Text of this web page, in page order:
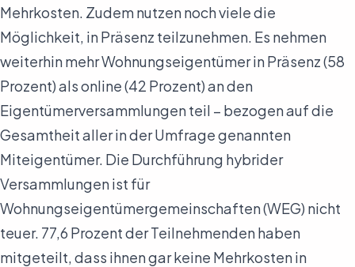
Mehrkosten. Zudem nutzen noch viele die
Möglichkeit, in Präsenz teilzunehmen. Es nehmen
weiterhin mehr Wohnungseigentümer in Präsenz (58
Prozent) als online (42 Prozent) an den
Eigentümerversammlungen teil – bezogen auf die
Gesamtheit aller in der Umfrage genannten
Miteigentümer. Die Durchführung hybrider
Versammlungen ist für
Wohnungseigentümergemeinschaften (WEG) nicht
teuer. 77,6 Prozent der Teilnehmenden haben
mitgeteilt, dass ihnen gar keine Mehrkosten in